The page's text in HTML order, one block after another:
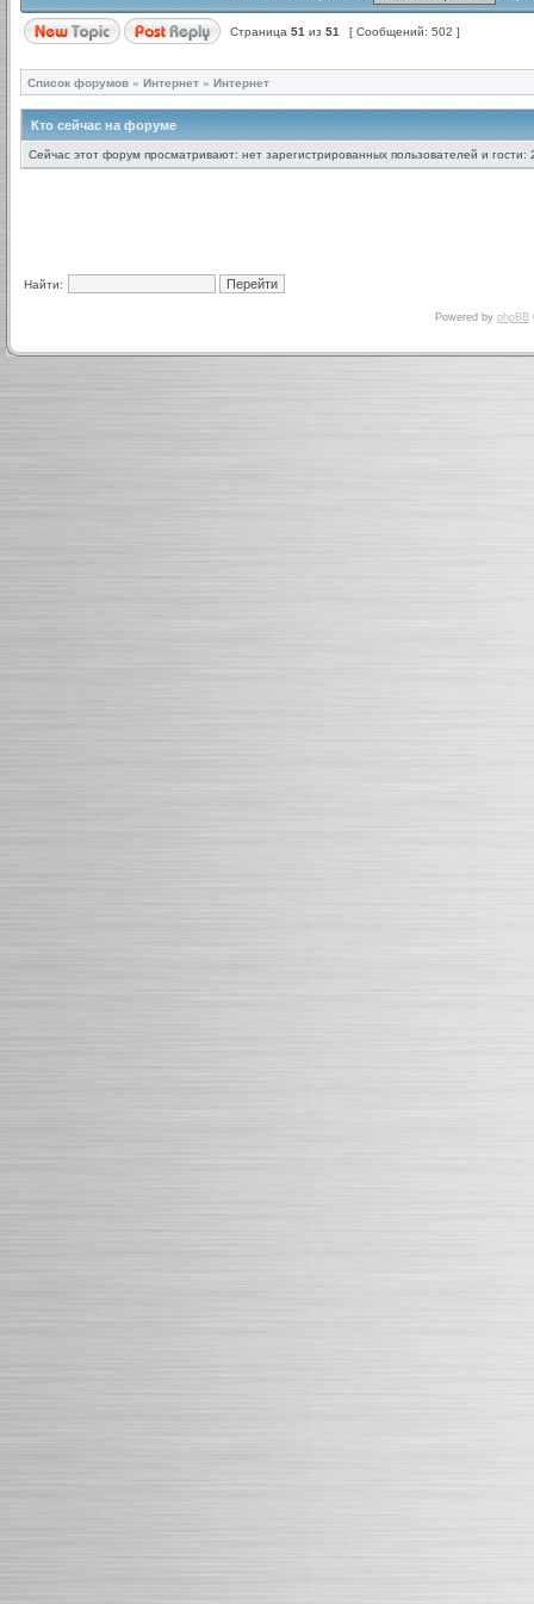
Страница 51 из 51 [ Сообщений: 502 ]
Список форумов » Интернет » Интернет
Кто сейчас на форуме
Сейчас этот форум просматривают: нет зарегистрированных пользователей и гости:
Найти:
Powered by phpBB